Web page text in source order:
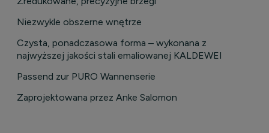
Niezwykle obszerne wnętrze
Czysta, ponadczasowa forma – wykonana z
najwyższej jakości stali emaliowanej KALDEWEI
Passend zur PURO Wannenserie
Zaprojektowana przez Anke Salomon